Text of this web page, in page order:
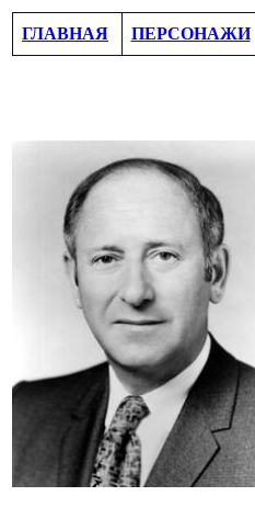
ГЛАВНАЯ ПЕРСОНАЖИ